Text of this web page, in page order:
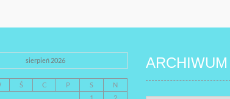
sierpień 2026
Ś C P S
N
ARCHIWUM